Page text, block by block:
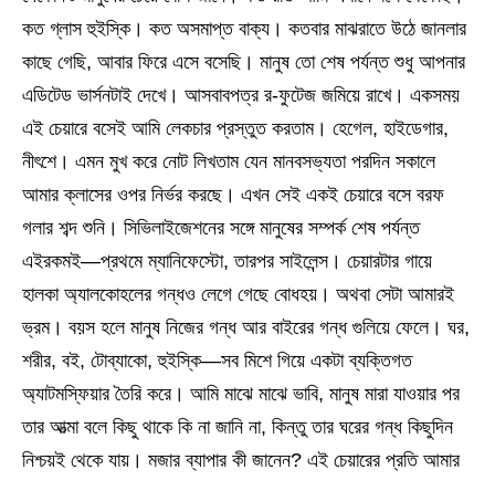
কত গ্লাস হুইস্কি। কত অসমাপ্ত বাক্য। কতবার মাঝরাতে উঠে জানলার
কাছে গেছি, আবার ফিরে এসে বসেছি। মানুষ তো শেষ পর্যন্ত শুধু আপনার
এডিটেড ভার্সনটাই দেখে। আসবাবপত্র র-ফুটেজ জমিয়ে রাখে। একসময়
এই চেয়ারে বসেই আমি লেকচার প্রস্তুত করতাম। হেগেল, হাইডেগার,
নীৎশে। এমন মুখ করে নোট লিখতাম যেন মানবসভ্যতা পরদিন সকালে
আমার ক্লাসের ওপর নির্ভর করছে। এখন সেই একই চেয়ারে বসে বরফ
গলার শব্দ শুনি। সিভিলাইজেশনের সঙ্গে মানুষের সম্পর্ক শেষ পর্যন্ত
এইরকমই—প্রথমে ম্যানিফেস্টো, তারপর সাইলেন্স। চেয়ারটার গায়ে
হালকা অ্যালকোহলের গন্ধও লেগে গেছে বোধহয়। অথবা সেটা আমারই
ভ্রম। বয়স হলে মানুষ নিজের গন্ধ আর বাইরের গন্ধ গুলিয়ে ফেলে। ঘর,
শরীর, বই, টোব্যাকো, হুইস্কি—সব মিশে গিয়ে একটা ব্যক্তিগত
অ্যাটমস্ফিয়ার তৈরি করে। আমি মাঝে মাঝে ভাবি, মানুষ মারা যাওয়ার পর
তার আত্মা বলে কিছু থাকে কি না জানি না, কিন্তু তার ঘরের গন্ধ কিছুদিন
নিশ্চয়ই থেকে যায়। মজার ব্যাপার কী জানেন? এই চেয়ারের প্রতি আমার